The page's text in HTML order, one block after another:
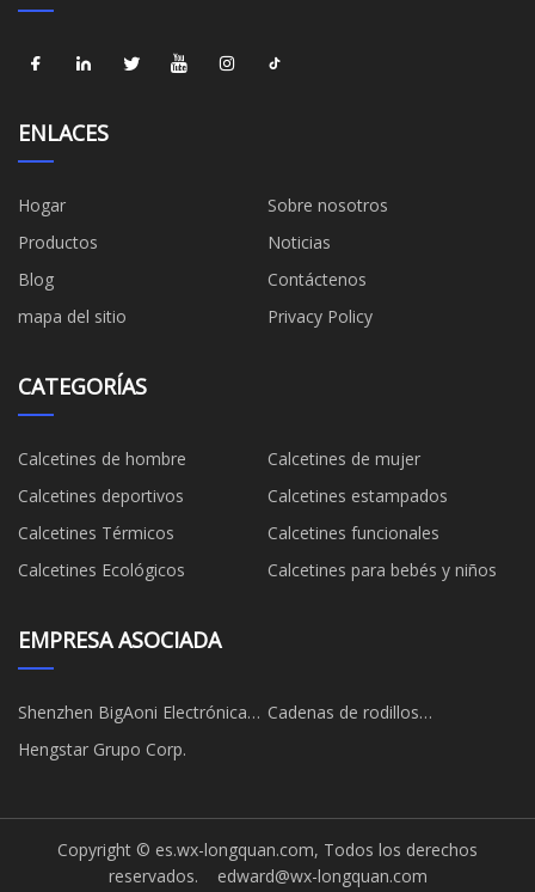
ENLACES
Hogar
Sobre nosotros
Productos
Noticias
Blog
Contáctenos
mapa del sitio
Privacy Policy
CATEGORÍAS
Calcetines de hombre
Calcetines de mujer
Calcetines deportivos
Calcetines estampados
Calcetines Térmicos
Calcetines funcionales
Calcetines Ecológicos
Calcetines para bebés y niños
EMPRESA ASOCIADA
Shenzhen BigAoni Electrónica
Co., Limitado.
Cadenas de rodillos
Hengstar Grupo Corp.
Copyright © es.wx-longquan.com, Todos los derechos
reservados. edward@wx-longquan.com